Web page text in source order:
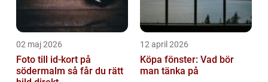
02 maj 2026
Foto till id-kort på
södermalm så får du rätt
12 april 2026
Köpa fönster: Vad bör
man tänka på